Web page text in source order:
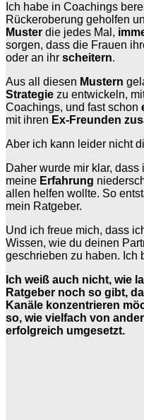
Ich habe in Coachings
Rückeroberung geholfen
Muster die jedes Mal,
sorgen, dass die Frauen
oder an ihr scheitern.
Aus all diesen Mustern
Strategie zu entwickeln,
Coachings, und fast schon
mit ihren Ex-Freunden
Aber ich kann leider nicht
Daher wurde mir klar, dass
meine Erfahrung
allen helfen wollte. So
mein Ratgeber.
Und ich freue mich, dass
Wissen, wie du deinen
geschrieben zu haben. Ich
Ich weiß auch nicht, wie
Ratgeber noch so gibt,
Kanäle konzentrieren
so, wie vielfach von
erfolgreich umgesetzt.